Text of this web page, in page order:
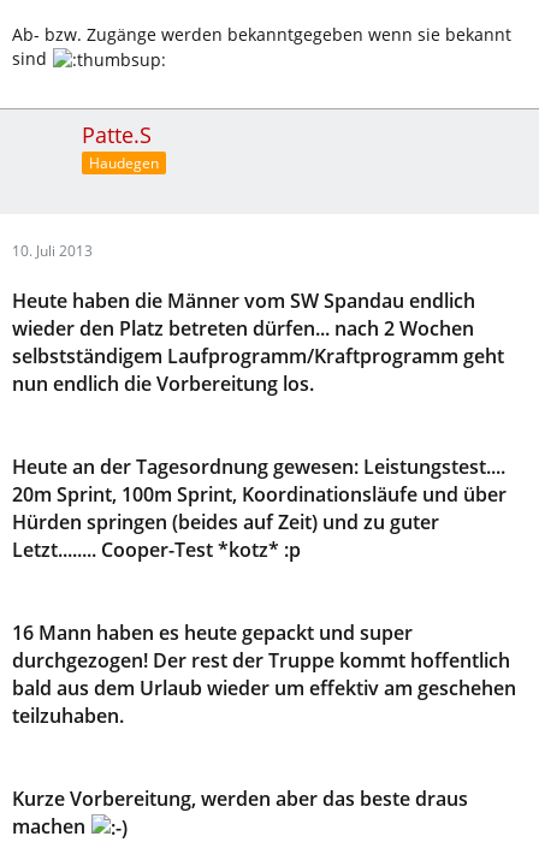
Ab- bzw. Zugänge werden bekanntgegeben wenn sie bekannt
sind
Patte.S
Haudegen
10. Juli 2013
Heute haben die Männer vom SW Spandau endlich
wieder den Platz betreten dürfen... nach 2 Wochen
selbstständigem Laufprogramm/Kraftprogramm geht
nun endlich die Vorbereitung los.
Heute an der Tagesordnung gewesen: Leistungstest....
20m Sprint, 100m Sprint, Koordinationsläufe und über
Hürden springen (beides auf Zeit) und zu guter
Letzt........ Cooper-Test *kotz* :p
16 Mann haben es heute gepackt und super
durchgezogen! Der rest der Truppe kommt hoffentlich
bald aus dem Urlaub wieder um effektiv am geschehen
teilzuhaben.
Kurze Vorbereitung, werden aber das beste draus
machen